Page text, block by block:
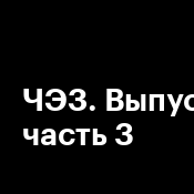
ЧЭЗ.
часть 3